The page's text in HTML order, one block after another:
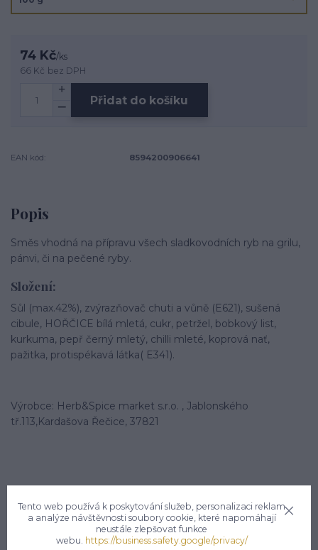
74 Kč/ks
66 Kč bez DPH
Přidat do košíku
EAN kód: 8594200906641
Popis
Směs vhodná na přípravu všech sladkovodních ryb na grilu,
pánvi, či na pečené ryby.
Složení:
Sůl (max.42%), zvýrazňovač chuti a vůně (E621), sušená
cibule, HOŘČICE bílá mletá, cukr, petržel, bobkový list,
kurkuma, pepř černý mletý, chilli mleté, koprová nať,
pažitka, protispékavá látka( E341).
Výrobce: Herb&Spice market s.r.o. , Jablonského
tř.113,Kardašova Řečice, 37821
Potřebujete poradit?
Tento web používá k poskytování služeb, personalizaci reklam
a analýze návštěvnosti soubory cookie, které napomáhají
neustále zlepšovat funkce
webu. https://business.safety.google/privacy/